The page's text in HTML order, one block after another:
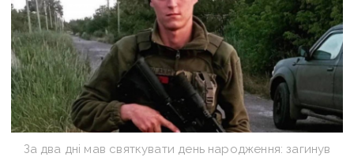
За два дні мав святкувати день народження: загинув